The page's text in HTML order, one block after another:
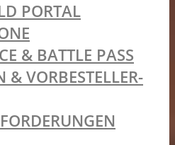
PORTAL
& BATTLE PASS
& VORBESTELLER-